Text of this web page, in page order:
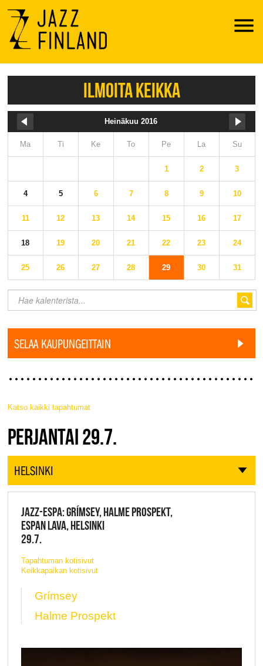
Menu
ILMOITA KEIKKA
Heinäkuu 2016
Ma Ti Ke To Pe La Su
1 2 3
4 5 6 7 8 9 10
11 12 13 14 15 16 17
18 19 20 21 22 23 24
25 26 27 28 29 30 31
SELAA KAUPUNGEITTAIN
Katso kaikki tapahtumat
JAZZ FINLAND LIVE
PERJANTAI 29.7.
HELSINKI
JAZZ-ESPA: GRÍMSEY, HALME PROSPEKT,
ESPAN LAVA, HELSINKI
29.7.
Tapahtuman kotisivut
Keikkapaikan kotisivut
Grímsey
Halme Prospekt